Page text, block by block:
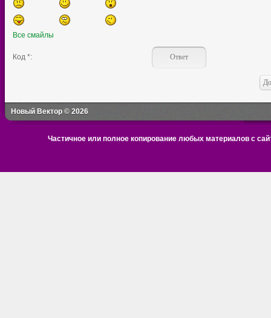
Все смайлы
Код *:
Новый Вектор © 2026
Частичное или полное копирование любых материалов с